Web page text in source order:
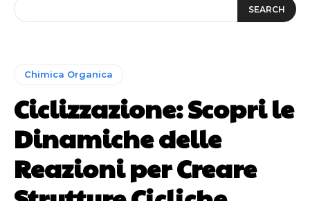
SEARCH
Chimica Organica
Ciclizzazione: Scopri le
Dinamiche delle
Reazioni per Creare